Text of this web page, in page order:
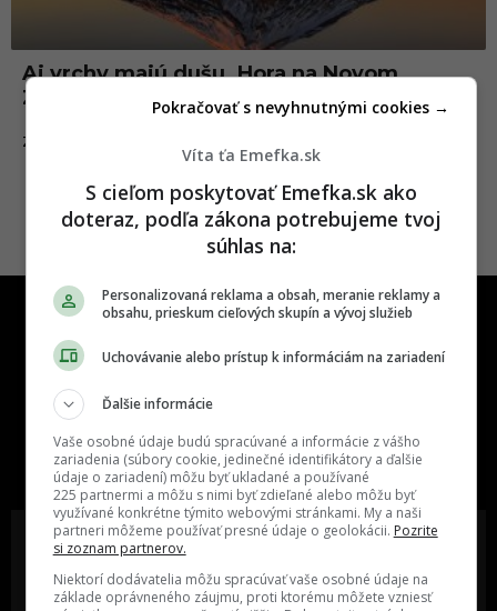
Aj vrchy majú dušu. Hora na Novom
Zélande získala práva ako človek
ZAHRANIČIE
slovenskom internete, next time
najzabávnejšie miesto na svete
Oslov reklamou viac ako milión
Vieš o niečom zaujímavom alebo
Víta ťa Emefka.sk
S cieľom poskytovať Emefka.sk ako
doteraz, podľa zákona potrebujeme tvoj
súhlas na:
Personalizovaná reklama a obsah, meranie reklamy a
obsahu, prieskum cieľových skupín a vývoj služieb
Uchovávanie alebo prístup k informáciám na zariadení
Ďalšie informácie
Vaše osobné údaje budú spracúvané a informácie z vášho
zariadenia (súbory cookie, jedinečné identifikátory a ďalšie
údaje o zariadení) môžu byť ukladané a používané
225 partnermi a môžu s nimi byť zdieľané alebo môžu byť
využívané konkrétne týmito webovými stránkami. My a naši
partneri môžeme používať presné údaje o geolokácii. Pozrite
si zoznam partnerov.
Niektorí dodávatelia môžu spracúvať vaše osobné údaje na
základe oprávneného záujmu, proti ktorému môžete vzniesť
Pokračovať s nevyhnutnými cookies →